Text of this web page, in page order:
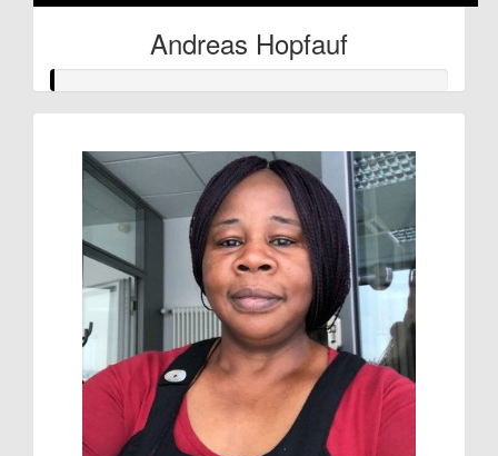
Andreas Hopfauf